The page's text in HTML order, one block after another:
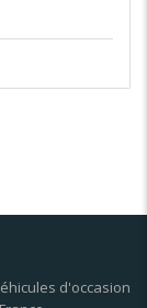
d'occasion